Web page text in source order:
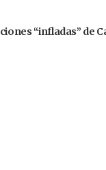
“infladas” de